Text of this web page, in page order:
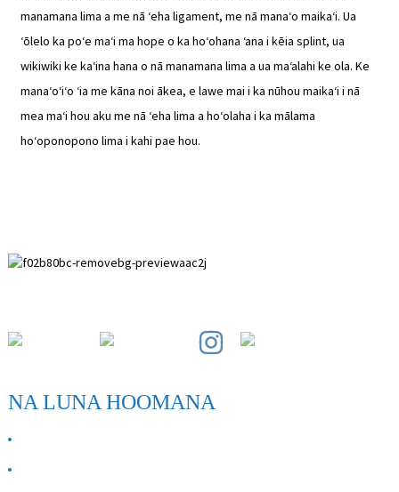
manamana lima a me nā ʻeha ligament, me nā manaʻo maikaʻi. Ua
ʻōlelo ka poʻe maʻi ma hope o ka hoʻohana ʻana i kēia splint, ua
wikiwiki ke kaʻina hana o nā manamana lima a ua maʻalahi ke ola. Ke
manaʻoʻiʻo ʻia me kāna noi ākea, e lawe mai i ka nūhou maikaʻi i nā
mea maʻi hou aku me nā ʻeha lima a hoʻolaha i ka mālama
hoʻoponopono lima i kahi pae hou.
NA LUNA HOOMANA